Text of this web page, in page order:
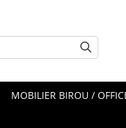
MOBILIER BIROU /